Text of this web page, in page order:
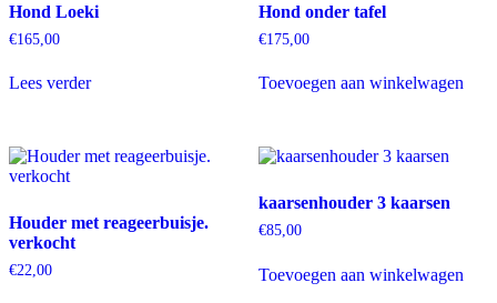
Hond Loeki
€165,00
Lees verder
Hond onder tafel
€175,00
Toevoegen aan winkelwagen
Houder met reageerbuisje.
verkocht
€22,00
kaarsenhouder 3 kaarsen
€85,00
Toevoegen aan winkelwagen